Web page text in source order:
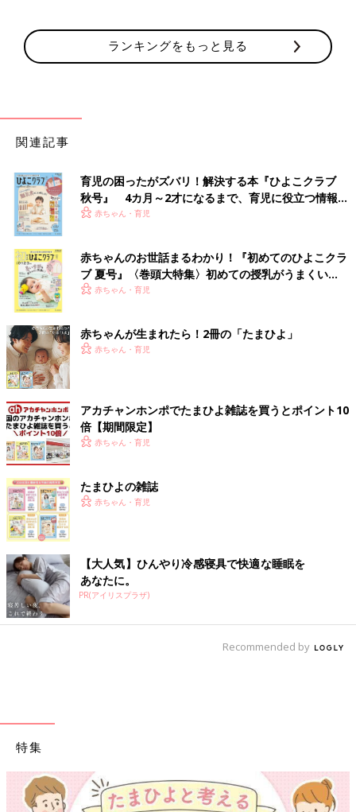
ランキングをもっと見る
関連記事
育児の困ったがズバリ！解決する本『ひよこクラブ
秋号』 4カ月～2才になるまで、育児に役立つ情報が
いっぱい！
赤ちゃん・育児
赤ちゃんのお世話まるわかり！『初めてのひよこクラ
ブ 夏号』〈巻頭大特集〉初めての授乳がうまくい
く！ おっぱい・ミルクの基本と夏のトラブル 解決テ
赤ちゃん・育児
赤ちゃんが生まれたら！2冊の「たまひよ」
赤ちゃん・育児
アカチャンホンポでたまひよ雑誌を買うとポイント10
倍【期間限定】
赤ちゃん・育児
たまひよの雑誌
赤ちゃん・育児
【大人気】ひんやり冷感寝具で快適な睡眠を
あなたに。
PR(アイリスプラザ)
Recommended by
特集